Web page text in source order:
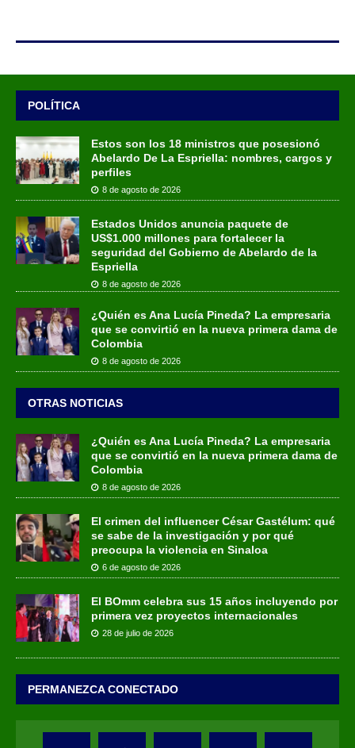
POLÍTICA
Estos son los 18 ministros que posesionó
Abelardo De La Espriella: nombres, cargos y
perfiles
8 de agosto de 2026
Estados Unidos anuncia paquete de
US$1.000 millones para fortalecer la
seguridad del Gobierno de Abelardo de la
Espriella
8 de agosto de 2026
¿Quién es Ana Lucía Pineda? La empresaria
que se convirtió en la nueva primera dama de
Colombia
8 de agosto de 2026
OTRAS NOTICIAS
¿Quién es Ana Lucía Pineda? La empresaria
que se convirtió en la nueva primera dama de
Colombia
8 de agosto de 2026
El crimen del influencer César Gastélum: qué
se sabe de la investigación y por qué
preocupa la violencia en Sinaloa
6 de agosto de 2026
El BOmm celebra sus 15 años incluyendo por
primera vez proyectos internacionales
28 de julio de 2026
PERMANEZCA CONECTADO